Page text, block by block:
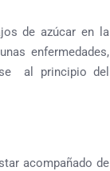
de azúcar en la
enfermedades,
al principio del
acompañado de